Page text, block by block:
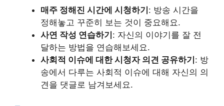
매주 정해진 시간에 시청하기: 방송 시간을
정해놓고 꾸준히 보는 것이 중요해요.
사연 작성 연습하기: 자신의 이야기를 잘 전
달하는 방법을 연습해보세요.
사회적 이슈에 대한 시청자 의견 공유하기: 방
송에서 다루는 사회적 이슈에 대해 자신의 의
견을 댓글로 남겨보세요.